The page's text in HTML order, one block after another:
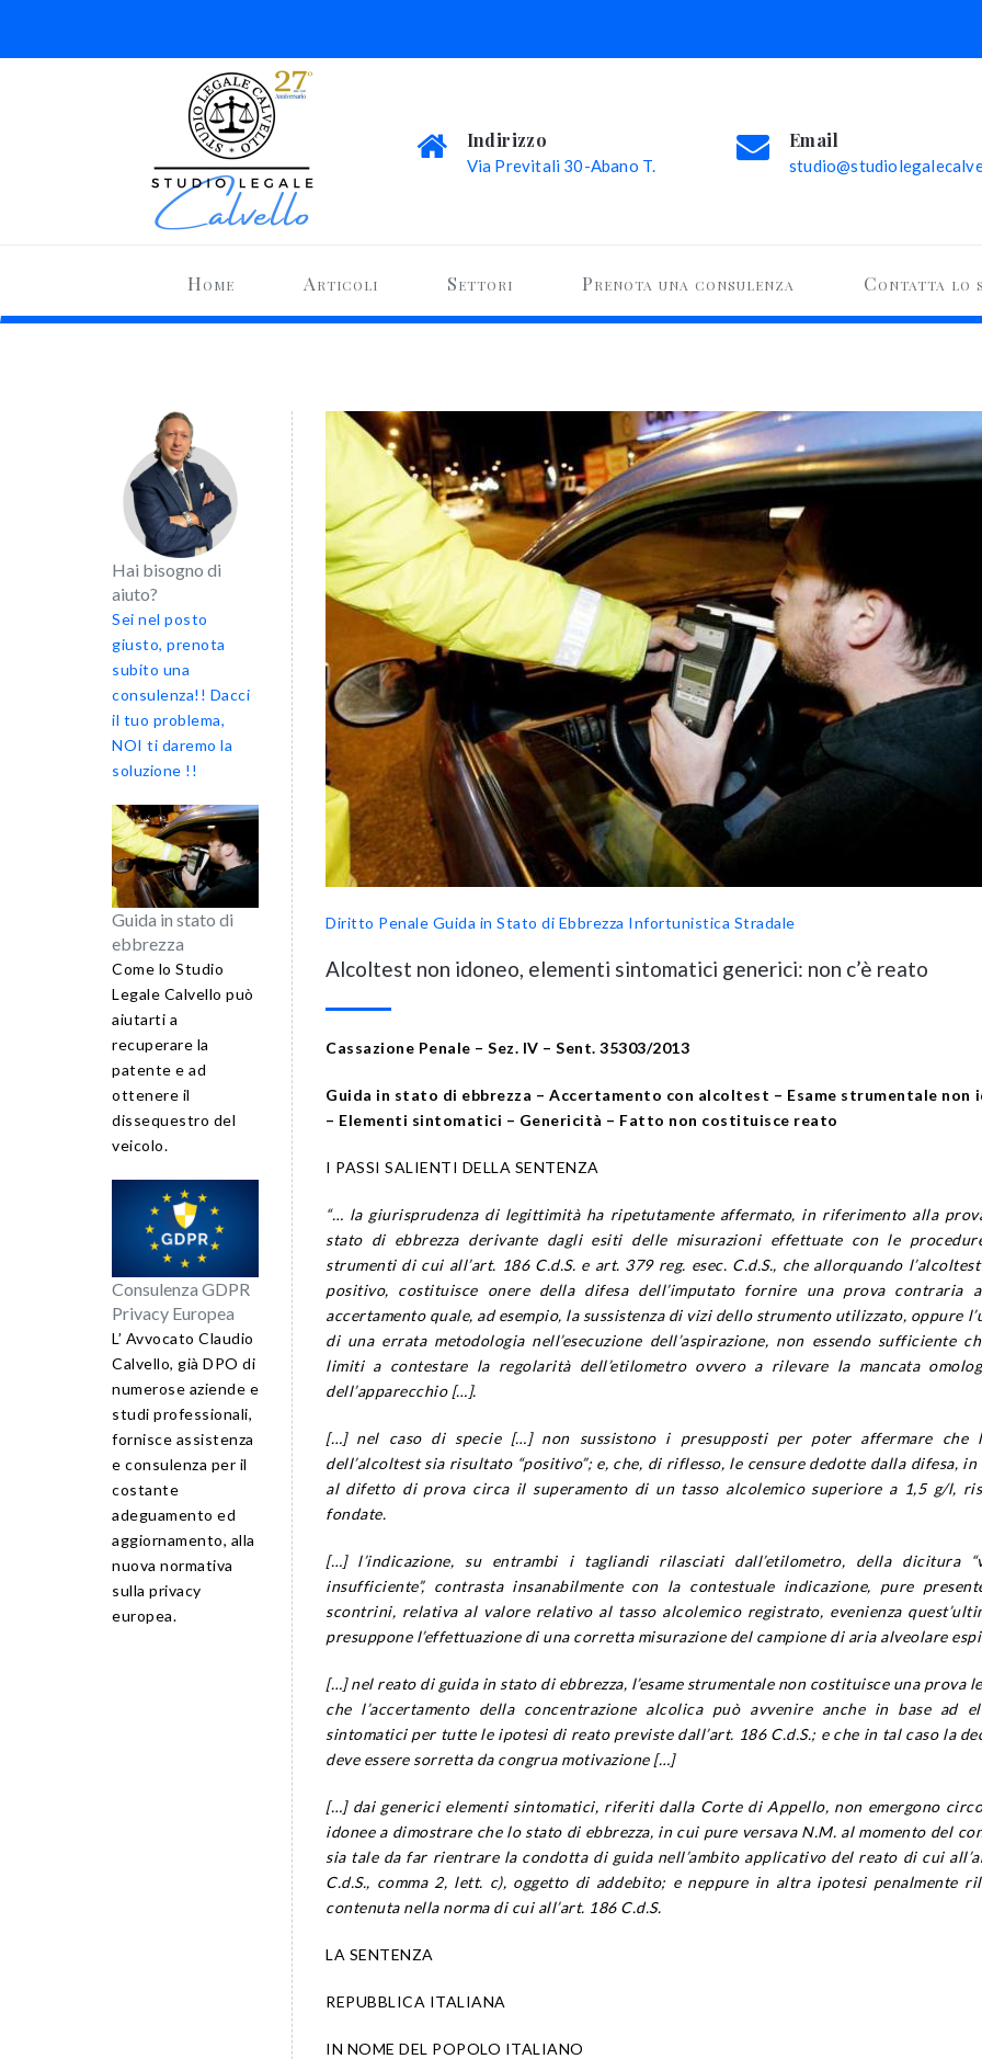
Indirizzo
Via Previtali 30-Abano T.
Email
Home Articoli Settori Prenota una consulenza Contatta lo
Hai bisogno di
aiuto?
Sei nel posto
giusto, prenota
subito una
consulenza!! Dacci
il tuo problema,
NOI ti daremo la
soluzione !!
Guida in stato di
ebbrezza
Come lo Studio
Legale Calvello può
aiutarti a
recuperare la
patente e ad
ottenere il
dissequestro del
veicolo.
Consulenza GDPR
Privacy Europea
L’ Avvocato Claudio
Calvello, già DPO di
numerose aziende e
studi professionali,
fornisce assistenza
e consulenza per il
costante
adeguamento ed
aggiornamento, alla
nuova normativa
sulla privacy
europea.
Diritto Penale Guida in Stato di Ebbrezza Infortunistica Stradale
Alcoltest non idoneo, elementi sintomatici generici: non c’è reato
Cassazione Penale – Sez. IV – Sent. 35303/2013
Guida in stato di ebbrezza – Accertamento con alcoltest – Esame strumentale non
– Elementi sintomatici – Genericità – Fatto non costituisce reato
I PASSI SALIENTI DELLA SENTENZA
“… la giurisprudenza di legittimità ha ripetutamente affermato, in riferimento alla
stato di ebbrezza derivante dagli esiti delle misurazioni effettuate con le
strumenti di cui all’art. 186 C.d.S. e art. 379 reg. esec. C.d.S., che allorquando
positivo, costituisce onere della difesa dell’imputato fornire una prova contraria
accertamento quale, ad esempio, la sussistenza di vizi dello strumento utilizzato, oppure
di una errata metodologia nell’esecuzione dell’aspirazione, non essendo sufficiente
limiti a contestare la regolarità dell’etilometro ovvero a rilevare la mancata
dell’apparecchio […].
[…] nel caso di specie […] non sussistono i presupposti per poter affermare che
dell’alcoltest sia risultato “positivo”; e, che, di riflesso, le censure dedotte dalla difesa,
al difetto di prova circa il superamento di un tasso alcolemico superiore a 1,5 g/l,
fondate.
[…] l’indicazione, su entrambi i tagliandi rilasciati dall’etilometro, della dicitura
insufficiente”, contrasta insanabilmente con la contestuale indicazione, pure
scontrini, relativa al valore relativo al tasso alcolemico registrato, evenienza
presuppone l’effettuazione di una corretta misurazione del campione di aria alveolare
[…] nel reato di guida in stato di ebbrezza, l’esame strumentale non costituisce una prova
che l’accertamento della concentrazione alcolica può avvenire anche in base ad
sintomatici per tutte le ipotesi di reato previste dall’art. 186 C.d.S.; e che in tal caso la
deve essere sorretta da congrua motivazione […]
[…] dai generici elementi sintomatici, riferiti dalla Corte di Appello, non emergono
idonee a dimostrare che lo stato di ebbrezza, in cui pure versava N.M. al momento del
sia tale da far rientrare la condotta di guida nell’ambito applicativo del reato di cui
C.d.S., comma 2, lett. c), oggetto di addebito; e neppure in altra ipotesi penalmente
contenuta nella norma di cui all’art. 186 C.d.S.
LA SENTENZA
REPUBBLICA ITALIANA
IN NOME DEL POPOLO ITALIANO